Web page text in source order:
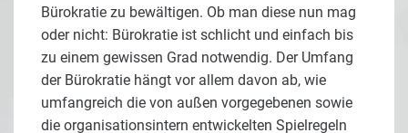
Bürokratie zu bewältigen. Ob man diese nun mag
oder nicht: Bürokratie ist schlicht und einfach bis
zu einem gewissen Grad notwendig. Der Umfang
der Bürokratie hängt vor allem davon ab, wie
umfangreich die von außen vorgegebenen sowie
die organisationsintern entwickelten Spielregeln